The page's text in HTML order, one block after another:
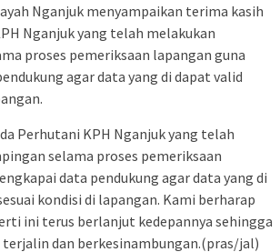
Nganjuk menyampaikan terima kasih
Nganjuk yang telah melakukan
proses pemeriksaan lapangan guna
agar data yang di dapat valid
Perhutani KPH Nganjuk yang telah
selama proses pemeriksaan
data pendukung agar data yang di
kondisi di lapangan. Kami berharap
ini terus berlanjut kedepannya sehingga
terjalin dan berkesinambungan.(pras/jal)